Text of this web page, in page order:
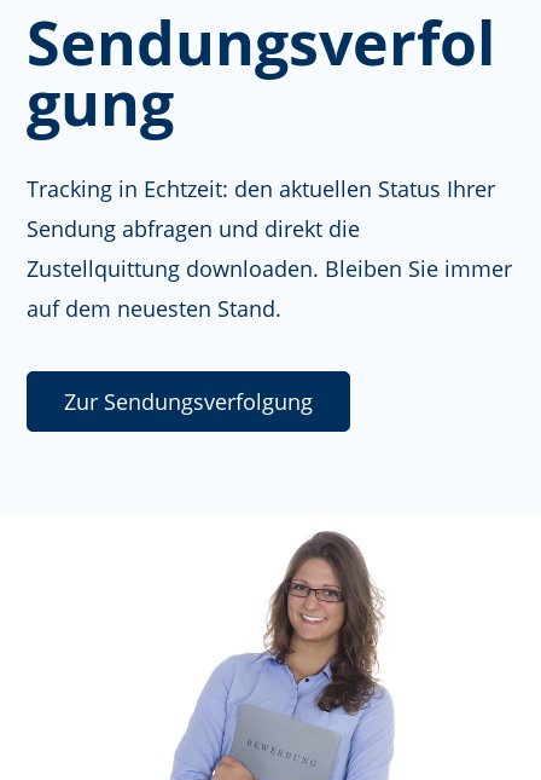
Sendungsverfol
gung
Tracking in Echtzeit: den aktuellen Status Ihrer
Sendung abfragen und direkt die
Zustellquittung downloaden. Bleiben Sie immer
auf dem neuesten Stand.
Zur Sendungsverfolgung